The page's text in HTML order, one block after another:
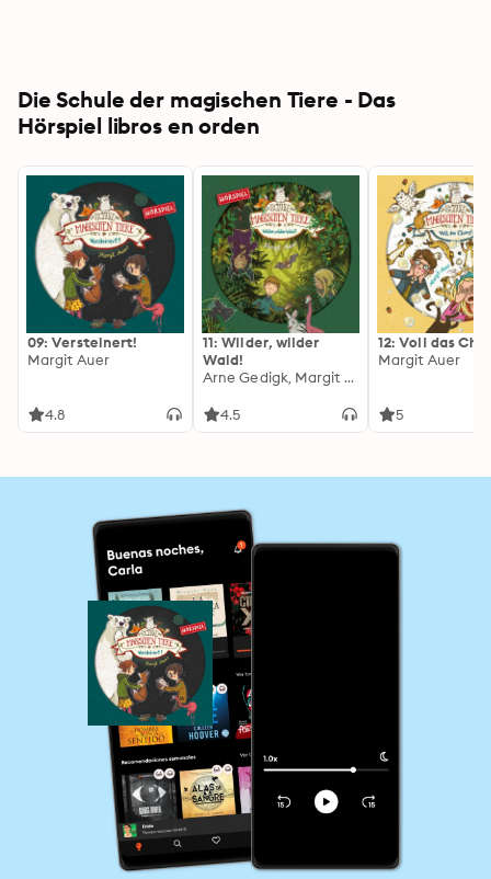
Die Schule der magischen Tiere - Das
Hörspiel libros en orden
09: Versteinert!
Margit Auer
4.8
11: Wilder, wilder
Wald!
Arne Gedigk, Margit Auer
4.5
12: Voll das
Margit Auer
5